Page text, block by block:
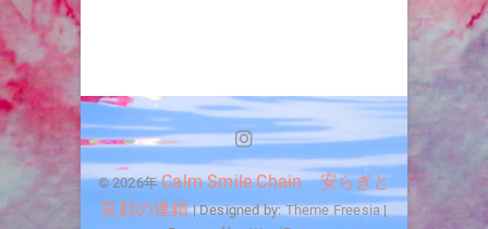
Instagram
© 2026年Calm Smile Chain 安らぎと
笑顔の連鎖| Designed by:Theme Freesia |